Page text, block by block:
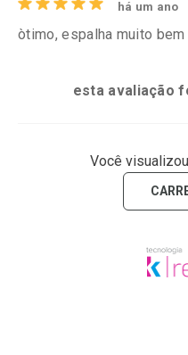
há um ano
òtimo, espalha muito bem
esta avaliação
Você visualizou